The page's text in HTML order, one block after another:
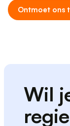
Ontmoet ons
Wil